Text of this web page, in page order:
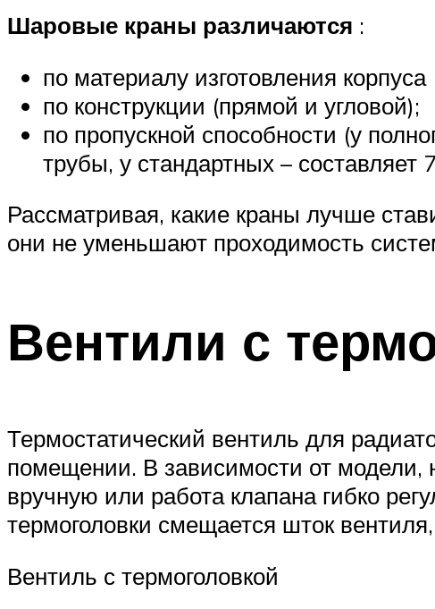
Шаровые краны различаются :
по материалу изготовления
по конструкции (прямой и угловой);
по пропускной способности (у
трубы, у стандартных – составляет
Рассматривая, какие краны лучше
они не уменьшают проходимость
Вентили с
Термостатический вентиль для
помещении. В зависимости от модели,
вручную или работа клапана гибко
термоголовки смещается шток
Вентиль с термоголовкой